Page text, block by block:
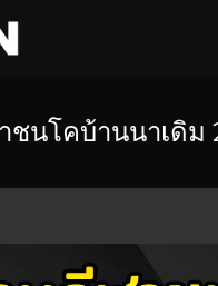
นโคบ้านนาเดิม